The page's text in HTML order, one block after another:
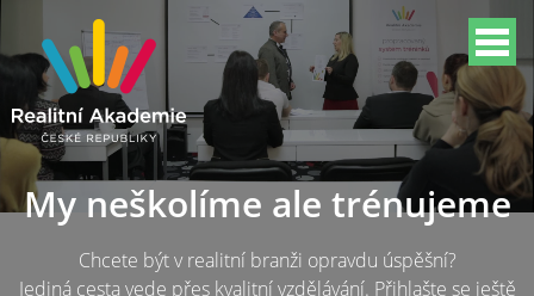
My neškolíme ale trénujeme
Chcete být v realitní branži opravdu úspěšní?
Jediná cesta vede přes kvalitní vzdělávání. Přihlašte se ještě